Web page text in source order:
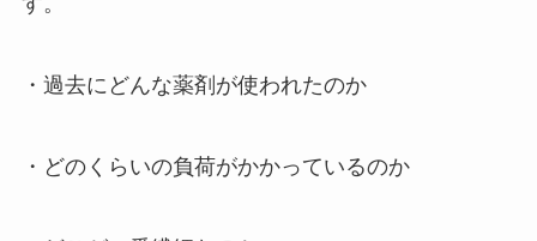
・過去にどんな薬剤が使われたのか
・どのくらいの負荷がかかっているのか